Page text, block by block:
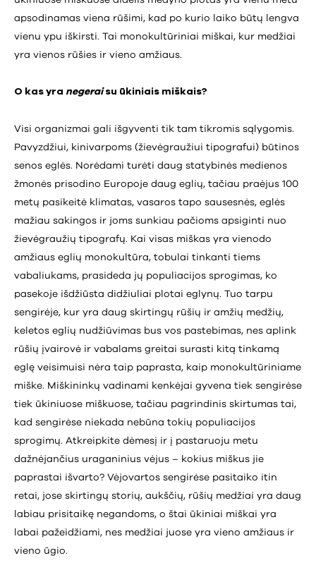
apsodinamas viena rūšimi, kad po kurio laiko būtų lengva
vienu ypu iškirsti. Tai monokultūriniai miškai, kur medžiai
yra vienos rūšies ir vieno amžiaus.
O kas yra negeraisu ūkiniais miškais?
Visi organizmai gali išgyventi tik tam tikromis sąlygomis.
Pavyzdžiui, kinivarpoms (žievėgraužiui tipografui) būtinos
senos eglės. Norėdami turėti daug statybinės medienos
žmonės prisodino Europoje daug eglių, tačiau praėjus 100
metų pasikeitė klimatas, vasaros tapo sausesnės, eglės
mažiau sakingos ir joms sunkiau pačioms apsiginti nuo
žievėgraužių tipografų. Kai visas miškas yra vienodo
amžiaus eglių monokultūra, tobulai tinkanti tiems
vabaliukams, prasideda jų populiacijos sprogimas, ko
pasekoje išdžiūsta didžiuliai plotai eglynų. Tuo tarpu
sengirėje, kur yra daug skirtingų rūšių ir amžių medžių,
keletos eglių nudžiūvimas bus vos pastebimas, nes aplink
rūšių įvairovė ir vabalams greitai surasti kitą tinkamą
eglę veisimuisi nėra taip paprasta, kaip monokultūriniame
miške. Miškininkų vadinami kenkėjai gyvena tiek sengirėse
tiek ūkiniuose miškuose, tačiau pagrindinis skirtumas tai,
kad sengirėse niekada nebūna tokių populiacijos
sprogimų. Atkreipkite dėmesį ir į pastaruoju metu
dažnėjančius uraganinius vėjus – kokius miškus jie
paprastai išvarto? Vėjovartos sengirėse pasitaiko itin
retai, jose skirtingų storių, aukščių, rūšių medžiai yra daug
labiau prisitaikę negandoms, o štai ūkiniai miškai yra
labai pažeidžiami, nes medžiai juose yra vieno amžiaus ir
vieno ūgio.